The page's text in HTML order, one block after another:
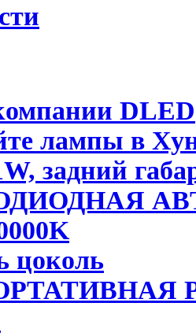
DLED
лампы в
задний
цоколь